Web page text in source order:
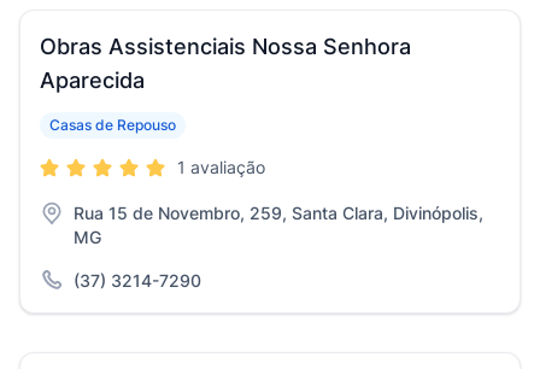
Obras Assistenciais Nossa Senhora
Aparecida
Casas de Repouso
1 avaliação
Rua 15 de Novembro, 259, Santa Clara, Divinópolis,
MG
(37) 3214-7290